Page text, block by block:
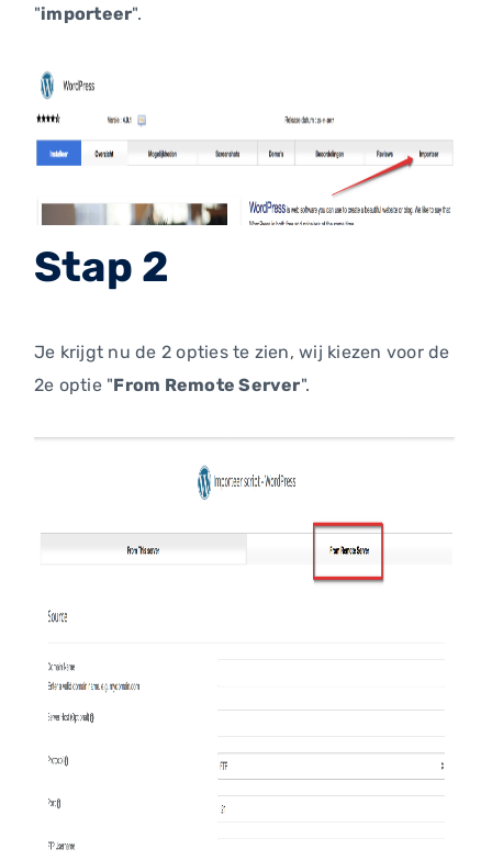
"importeer".
Stap 2
Je krijgt nu de 2 opties te zien, wij kiezen voor de
2e optie "From Remote Server".